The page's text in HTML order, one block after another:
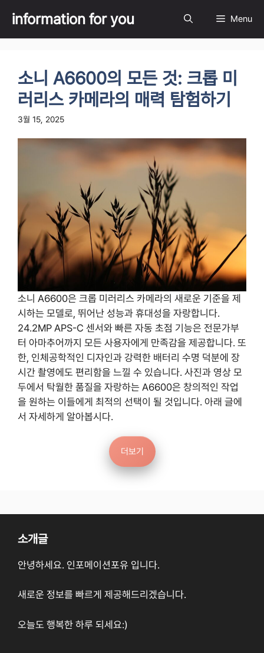
content
information for you Menu
소니 A6600의 모든 것: 크롭 미
러리스 카메라의 매력 탐험하기
3월 15, 2025
소니 A6600은 크롭 미러리스 카메라의 새로운 기준을 제
시하는 모델로, 뛰어난 성능과 휴대성을 자랑합니다.
24.2MP APS-C 센서와 빠른 자동 초점 기능은 전문가부
터 아마추어까지 모든 사용자에게 만족감을 제공합니다. 또
한, 인체공학적인 디자인과 강력한 배터리 수명 덕분에 장
시간 촬영에도 편리함을 느낄 수 있습니다. 사진과 영상 모
두에서 탁월한 품질을 자랑하는 A6600은 창의적인 작업
을 원하는 이들에게 최적의 선택이 될 것입니다. 아래 글에
서 자세하게 알아봅시다.
더보기
소개글
안녕하세요. 인포메이션포유 입니다.
새로운 정보를 빠르게 제공해드리겠습니다.
오늘도 행복한 하루 되세요:)